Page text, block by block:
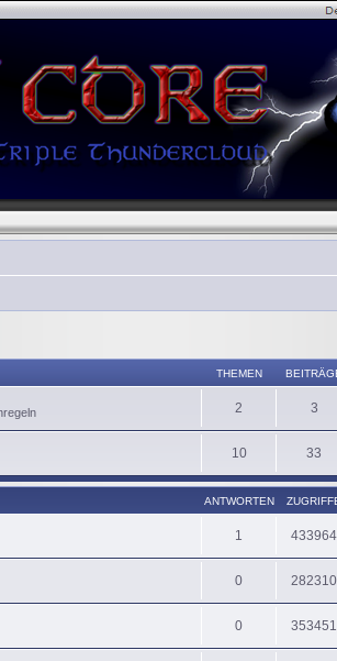
THEMEN
2 3
10 33
ANTWORTEN
1 433964
0 282310
0 353451